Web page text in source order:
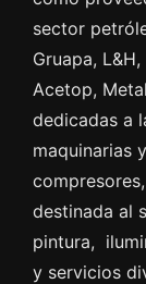
sector
Gruapa,
Acetop,
dedicadas a
maquinarias
destinada al
pintura,
y servicios